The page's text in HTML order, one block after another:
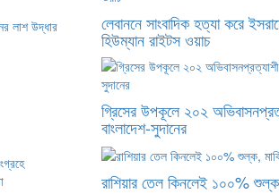
লেবাননে সাংবাদিক হত্যা করে
হিউম্যান রাইটস ওয়াচ
গ্রিসের উপকূলে ২০২
বাংলাদেশ-সুদানের
রাশিয়ার তেল কিনলেই ১০০% শুল্ক,